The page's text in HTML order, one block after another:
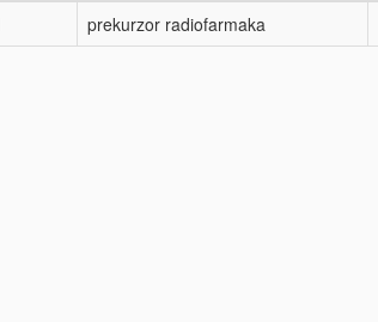
prekurzor radiofarmaka